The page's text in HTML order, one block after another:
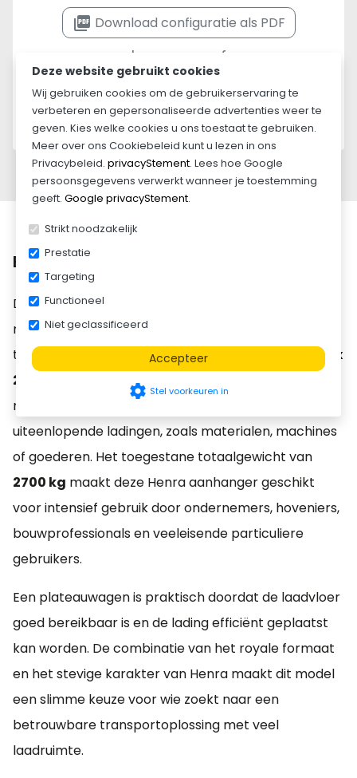
picture_as_pdf Download configuratie als PDF
Leasen vanaf
€ 66,17per maand
Lease informatie »
Beschrijving
DeHenra plateauwagen 401x202 2700kg
ruime en sterke aanhangwagen voor professioneel
transport. Dankzij het grote laadoppervlak van
401 x
202 cm
biedt deze plateauwagen veel
mogelijkheden voor het vervoeren van
uiteenlopende ladingen, zoals materialen, machines
of goederen. Het toegestane totaalgewicht van
2700 kg maakt deze Henra aanhanger geschikt
voor intensief gebruik door ondernemers, hoveniers,
bouwprofessionals en veeleisende particuliere
gebruikers.
Een plateauwagen is praktisch doordat de laadvloer
goed bereikbaar is en de lading efficiënt geplaatst
kan worden. De combinatie van het royale formaat
en het stevige karakter van Henra maakt dit model
een slimme keuze voor wie zoekt naar een
betrouwbare transportoplossing met veel
laadruimte.
Deze website gebruikt cookies
Wij gebruiken cookies om de gebruikerservaring te
verbeteren en gepersonaliseerde advertenties weer te
geven. Kies welke cookies u ons toestaat te gebruiken.
Meer over ons Cookiebeleid kunt u lezen in ons
Privacybeleid. privacyStement. Lees hoe Google
persoonsgegevens verwerkt wanneer je toestemming
geeft. Google privacyStement.
Strikt noodzakelijk
Prestatie
Targeting
Functioneel
Niet geclassificeerd
Accepteer
settings Stel voorkeuren in